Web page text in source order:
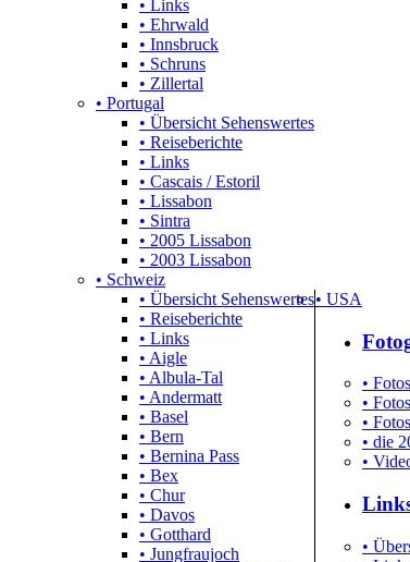
• Links
• Ehrwald
• Innsbruck
• Schruns
• Zillertal
• Portugal
• Übersicht Sehenswertes
• Reiseberichte
• Links
• Cascais / Estoril
• Lissabon
• Sintra
• 2005 Lissabon
• 2003 Lissabon
• Schweiz
• Übersicht Sehenswertes
• Reiseberichte
• Links
• Aigle
• Albula-Tal
• Andermatt
• Basel
• Bern
• Bernina Pass
• Bex
• Chur
• Davos
• Gotthard
• Jungfraujoch
• USA
•
•
•
• die
•
•